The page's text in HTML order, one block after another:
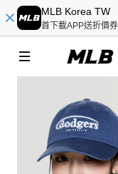
MLB Korea TW
首下載APP送折價